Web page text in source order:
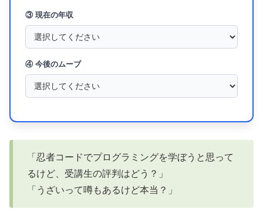
③ 現在の年収
④ 今後のムーブ
「忍者コードでプログラミングを学ぼうと思って
るけど、受講生の評判はどう？」
「うざいって噂もあるけど本当？」